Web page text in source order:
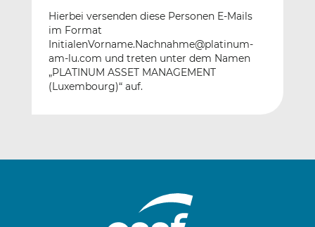
Hierbei versenden diese Personen E-Mails
im Format
InitialenVorname.Nachnahme@platinum-
am-lu.com und treten unter dem Namen
„PLATINUM ASSET MANAGEMENT
(Luxembourg)“ auf.